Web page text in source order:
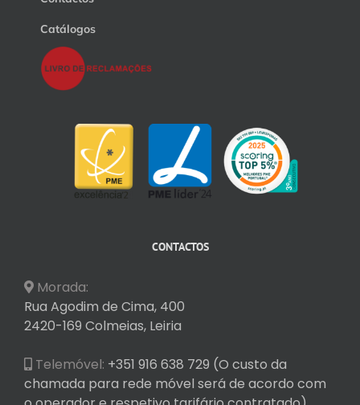
Catálogos
CONTACTOS
Morada:
Rua Agodim de Cima, 400
2420-169 Colmeias, Leiria
Telemóvel: +351 916 638 729 (O custo da
chamada para rede móvel será de acordo com